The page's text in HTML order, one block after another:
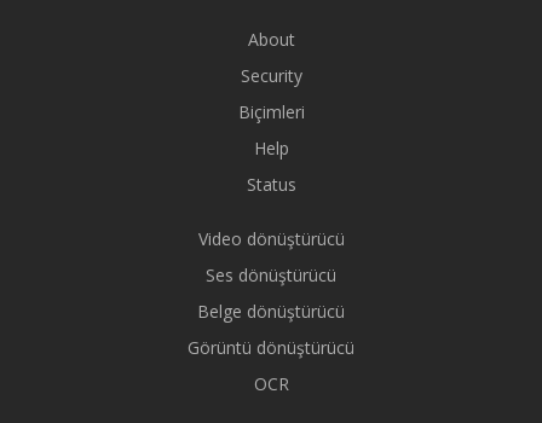
About
Security
Biçimleri
Help
Status
Video dönüştürücü
Ses dönüştürücü
Belge dönüştürücü
Görüntü dönüştürücü
OCR